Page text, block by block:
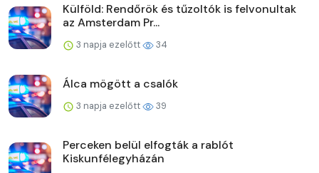
Külföld: Rendőrök és tűzoltók is felvonultak
az Amsterdam Pr...
3 napja ezelőtt 34
Álca mögött a csalók
3 napja ezelőtt 39
Perceken belül elfogták a rablót
Kiskunfélegyházán